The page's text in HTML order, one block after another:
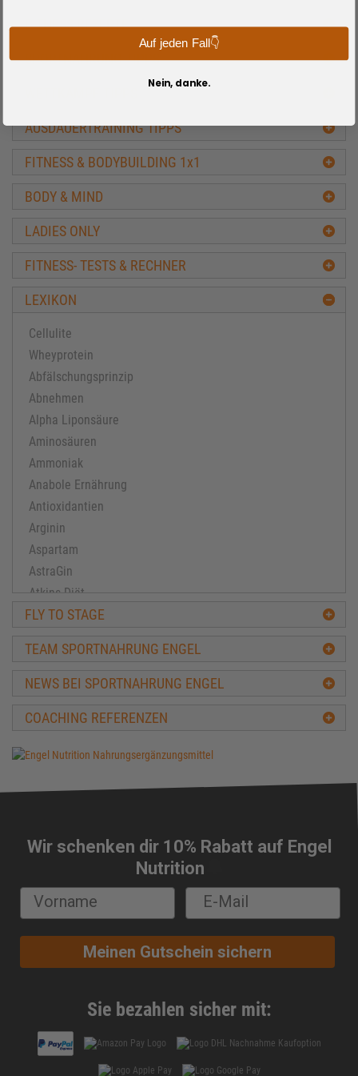
FITNESS REZEPTE
SPORTNAHRUNG TIPPS
AUSDAUERTRAINING TIPPS
FITNESS & BODYBUILDING 1x1
BODY & MIND
LADIES ONLY
FITNESS- TESTS & RECHNER
LEXIKON
Cellulite
Wheyprotein
Abfälschungsprinzip
Abnehmen
Alpha Liponsäure
Aminosäuren
Ammoniak
Anabole Ernährung
Antioxidantien
Arginin
Aspartam
AstraGin
Atkins Diät
Ausdauertraining
Bacillus subtilis
Ballaststoffe
Beta-Alanin
Carbs
Carnitin
Cholesterin
Chrom
Cluster Dextrin®
Conjugierte Linolsäure (CLA)
Creatin HCL
FLY TO STAGE
TEAM SPORTNAHRUNG ENGEL
NEWS BEI SPORTNAHRUNG ENGEL
COACHING REFERENZEN
Wir schenken dir 10% Rabatt auf Engel
Nutrition
Meinen Gutschein sichern
Sie bezahlen sicher mit:
Auf jeden Fall👇
Nein, danke.